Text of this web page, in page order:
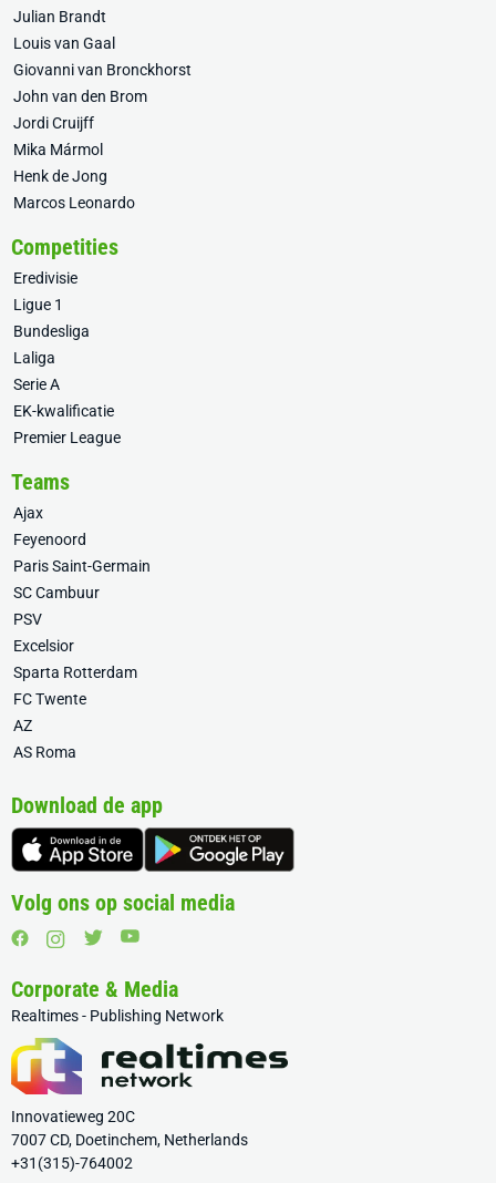
Julian Brandt
Louis van Gaal
Giovanni van Bronckhorst
John van den Brom
Jordi Cruijff
Mika Mármol
Henk de Jong
Marcos Leonardo
Competities
Eredivisie
Ligue 1
Bundesliga
Laliga
Serie A
EK-kwalificatie
Premier League
Teams
Ajax
Feyenoord
Paris Saint-Germain
SC Cambuur
PSV
Excelsior
Sparta Rotterdam
FC Twente
AZ
AS Roma
Download de app
Volg ons op social media
Corporate & Media
Realtimes - Publishing Network
Innovatieweg 20C
7007 CD, Doetinchem, Netherlands
+31(315)-764002